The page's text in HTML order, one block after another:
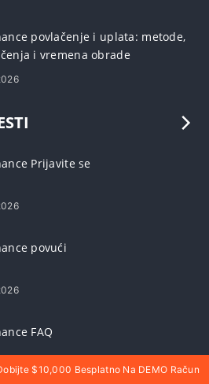
povlačenje i uplata: metode,
i vremena obrade
Prijavite se
povući
FAQ
$10,000 Besplatno Na DEMO Račun